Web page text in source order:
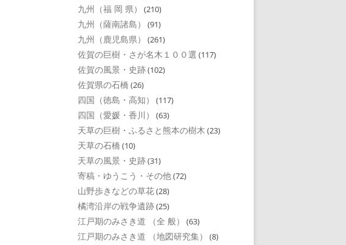
九州（福 岡 県） (210)
九州（薩南諸島） (91)
九州（鹿児島県） (261)
佐賀の巨樹・さが名木１００選 (117)
佐賀の風景・史跡(102)
佐賀県の石橋 (26)
四国（徳島・高知） (117)
四国（愛媛・香川） (63)
天草の巨樹・ふるさと熊本の樹木 (23)
天草の石橋 (10)
天草の風景・史跡(31)
寄稿・ゆうこう・その他(72)
山野歩きなどの草花(28)
橘湾沿岸の戦争遺跡(25)
江戸期のみさき道 （全 般） (63)
江戸期のみさき道 （地図研究集） (8)